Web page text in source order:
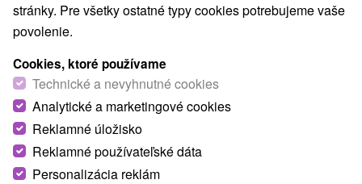
Termálny & Hyper relax pobyt: Dokonalý
oddych v srdci Štiavnických vrchov
stránky. Pre všetky ostatné typy cookies potrebujeme vaše
povolenie.
Cookies, ktoré používame
Technické a nevyhnutné cookies
Analytické a marketingové cookies
Reklamné úložisko
Reklamné používateľské dáta
Personalizácia reklám